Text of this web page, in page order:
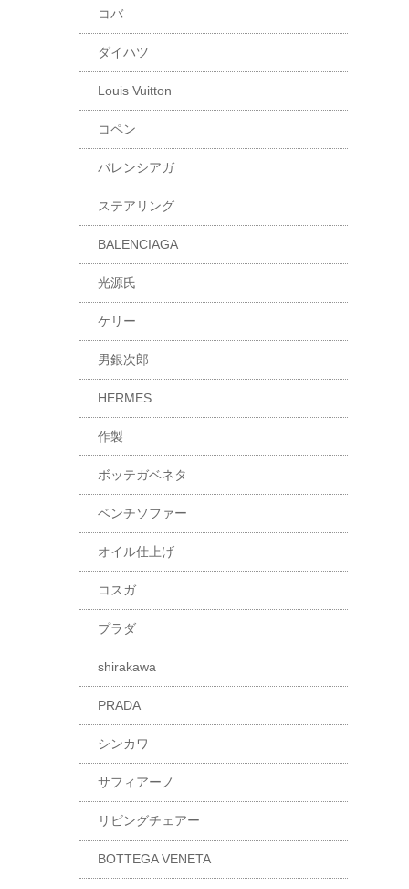
コバ
ダイハツ
Louis Vuitton
コペン
バレンシアガ
ステアリング
BALENCIAGA
光源氏
ケリー
男銀次郎
HERMES
作製
ボッテガベネタ
ベンチソファー
オイル仕上げ
コスガ
プラダ
shirakawa
PRADA
シンカワ
サフィアーノ
リビングチェアー
BOTTEGA VENETA